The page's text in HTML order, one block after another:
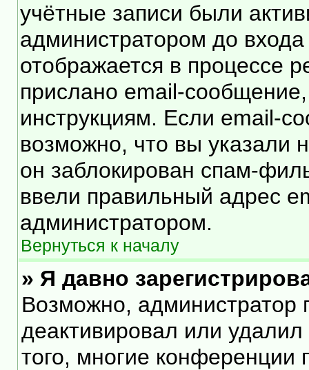
учётные записи были
администратором до
отображается в процессе
прислано email-
инструкциям. Если email-
возможно, что вы указали
он заблокирован спам-
ввели правильный адрес
администратором.
Вернуться к началу
» Я давно
Возможно, администратор
деактивировал или
того, многие конференции